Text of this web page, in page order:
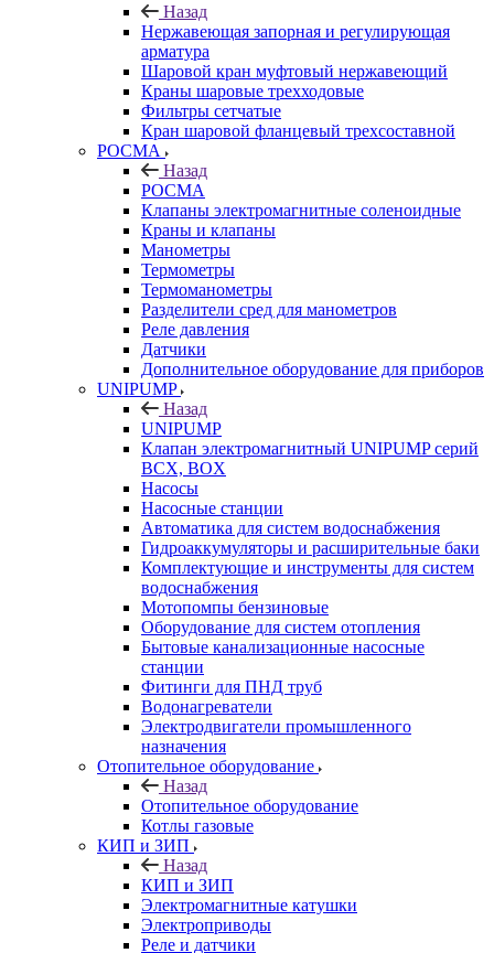
Назад
Нержавеющая запорная и регулирующая
арматура
Шаровой кран муфтовый нержавеющий
Краны шаровые трехходовые
Фильтры сетчатые
Кран шаровой фланцевый трехсоставной
РОСМА
Назад
РОСМА
Клапаны электромагнитные соленоидные
Краны и клапаны
Манометры
Термометры
Термоманометры
Разделители сред для манометров
Реле давления
Датчики
Дополнительное оборудование для приборов
UNIPUMP
Назад
UNIPUMP
Клапан электромагнитный UNIPUMP серий
BCX, BOX
Насосы
Насосные станции
Автоматика для систем водоснабжения
Гидроаккумуляторы и расширительные баки
Комплектующие и инструменты для систем
водоснабжения
Мотопомпы бензиновые
Оборудование для систем отопления
Бытовые канализационные насосные
станции
Фитинги для ПНД труб
Водонагреватели
Электродвигатели промышленного
назначения
Отопительное оборудование
Назад
Отопительное оборудование
Котлы газовые
КИП и ЗИП
Назад
КИП и ЗИП
Электромагнитные катушки
Электроприводы
Реле и датчики